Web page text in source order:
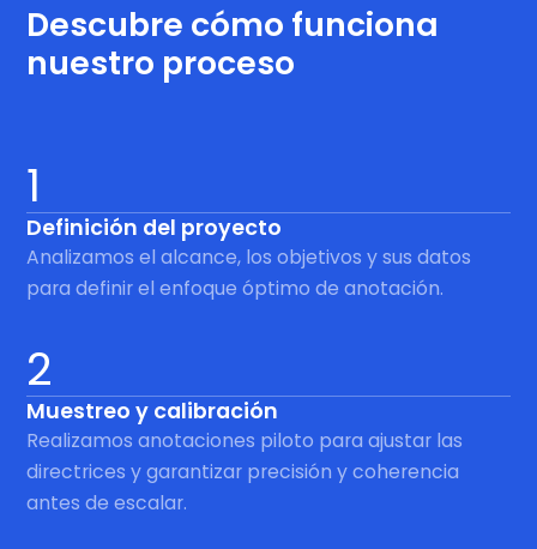
Descubre cómo funciona
nuestro proceso
1
Definición del proyecto
Analizamos el alcance, los objetivos y sus datos
para definir el enfoque óptimo de anotación.
2
Muestreo y calibración
Realizamos anotaciones piloto para ajustar las
directrices y garantizar precisión y coherencia
antes de escalar.